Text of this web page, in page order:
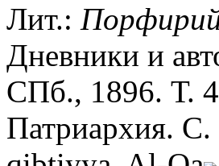
Лит.:
Дневники и
СПб., 1896. Т.
Патриархия. С.